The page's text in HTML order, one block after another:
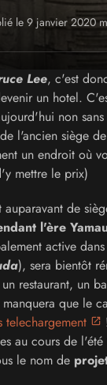
le 9 janvier 2020
Lee, c'est
un hotel.
non
l'ancien siège
un endroit où
mettre le prix)
auparavant de
l'ère
active
), sera bientôt
restaurant, un
que le
telechargement
au cours de
le nom de